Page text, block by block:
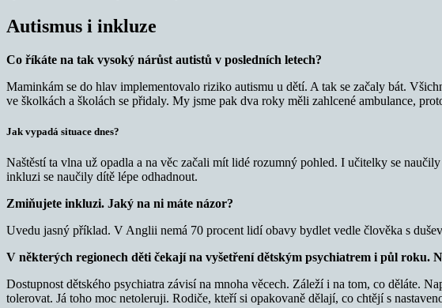
Autismus i inkluze
Co říkáte na tak vysoký nárůst autistů v posledních letech?
Maminkám se do hlav implementovalo riziko autismu u dětí. A tak se začaly bát.
ve školkách a školách se přidaly. My jsme pak dva roky měli zahlcené ambulance,
Jak vypadá situace dnes?
Naštěstí ta vlna už opadla a na věc začali mít lidé rozumný pohled. I učitelky se
inkluzi se naučily dítě lépe odhadnout.
Zmiňujete inkluzi. Jaký na ni máte názor?
Uvedu jasný příklad. V Anglii nemá 70 procent lidí obavy bydlet vedle člověka s
V některých regionech děti čekají na vyšetření dětským psychiatrem i půl roku.
Dostupnost dětského psychiatra závisí na mnoha věcech. Záleží i na tom, co děláte.
tolerovat. Já toho moc netoleruji. Rodiče, kteří si opakovaně dělají, co chtějí s